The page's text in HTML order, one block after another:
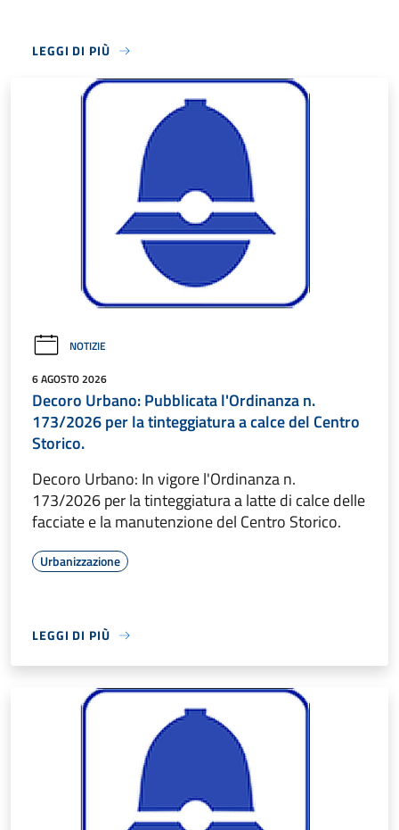
LEGGI DI PIÙ
NOTIZIE
6 AGOSTO 2026
Decoro Urbano: Pubblicata l'Ordinanza n.
173/2026 per la tinteggiatura a calce del Centro
Storico.
Decoro Urbano: In vigore l'Ordinanza n.
173/2026 per la tinteggiatura a latte di calce delle
facciate e la manutenzione del Centro Storico.
Urbanizzazione
LEGGI DI PIÙ